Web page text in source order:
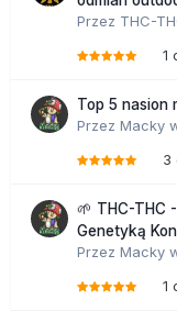
Przez THC-
1
Top 5 nasion
Przez Macky
3
🌱 THC-THC
Genetyką
Przez Macky
1